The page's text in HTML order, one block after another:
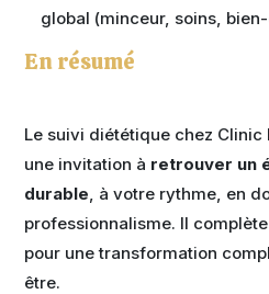
global (minceur, soins,
En résumé
Le suivi diététique chez Clinic
une invitation à retrouver un
durable, à votre rythme, en
professionnalisme. Il
pour une transformation
être.